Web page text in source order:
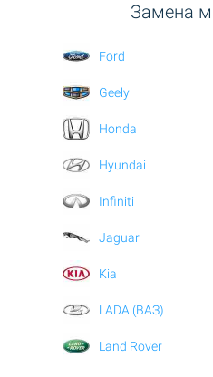
Замена
Ford
Geely
Honda
Hyundai
Infiniti
Jaguar
Kia
LADA (ВАЗ)
Land Rover